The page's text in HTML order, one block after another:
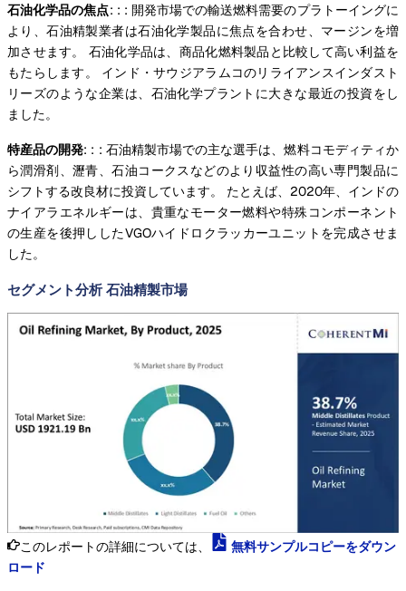
石油化学品の焦点: : : 開発市場での輸送燃料需要のプラトーイングに
より、石油精製業者は石油化学製品に焦点を合わせ、マージンを増
加させます。 石油化学品は、商品化燃料製品と比較して高い利益を
もたらします。 インド・サウジアラムコのリライアンスインダスト
リーズのような企業は、石油化学プラントに大きな最近の投資をし
ました。
特産品の開発: : : 石油精製市場での主な選手は、燃料コモディティか
ら潤滑剤、瀝青、石油コークスなどのより収益性の高い専門製品に
シフトする改良材に投資しています。 たとえば、2020年、インドの
ナイアラエネルギーは、貴重なモーター燃料や特殊コンポーネント
の生産を後押ししたVGOハイドロクラッカーユニットを完成させま
した。
セグメント分析 石油精製市場
このレポートの詳細については、
無料サンプルコピーをダウン
ロード